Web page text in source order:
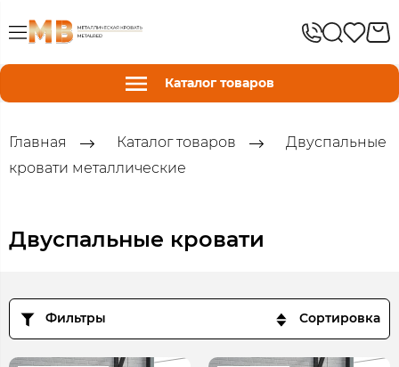
Каталог товаров
Главная Каталог товаров
Двуспальные
кровати металлические
Двуспальные кровати
Фильтры Сортировка